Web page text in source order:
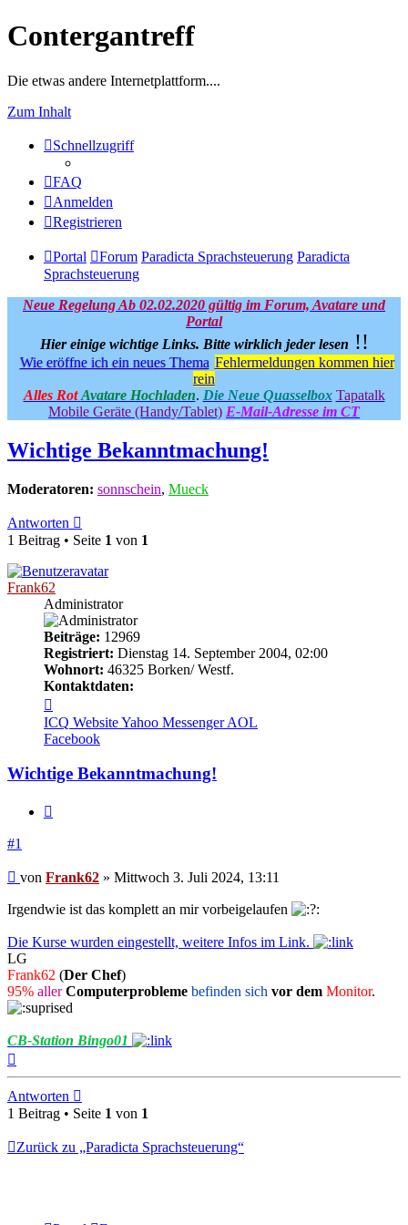
Contergantreff
Die etwas andere Internetplattform....
Zum Inhalt
Schnellzugriff
FAQ
Anmelden
Registrieren
Portal Forum Paradicta Sprachsteuerung Paradicta
Sprachsteuerung
Neue Regelung Ab 02.02.2020 gültig im Forum, Avatare und
Portal
Hier einige wichtige Links. Bitte wirklich jeder lesen !!
Wie eröffne ich ein neues Thema Fehlermeldungen kommen hier
rein
Alles Rot Avatare Hochladen. Die Neue Quasselbox Tapatalk
Mobile Geräte (Handy/Tablet) E-Mail-Adresse im CT
Wichtige Bekanntmachung!
Moderatoren: sonnschein, Mueck
Antworten
1 Beitrag • Seite 1 von 1
Frank62
Administrator
Beiträge: 12969
Registriert: Dienstag 14. September 2004, 02:00
Wohnort: 46325 Borken/ Westf.
Kontaktdaten:
von
Frank62
ICQ WebsiteYahoo Messenger AOL
Facebook
Wichtige Bekanntmachung!
#1
Beitrag
von Frank62 » Mittwoch 3. Juli 2024, 13:11
Irgendwie ist das komplett an mir vorbeigelaufen
Die Kurse wurden eingestellt, weitere Infos im Link.
LG
Frank62 (Der Chef)
95% aller Computerprobleme befinden sich vor dem Monitor.
CB-Station Bingo01
Antworten
1 Beitrag • Seite 1 von 1
Zurück zu „Paradicta Sprachsteuerung“